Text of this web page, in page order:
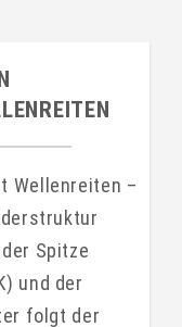
Wellenreiten –
Spitze
und der
folgt der